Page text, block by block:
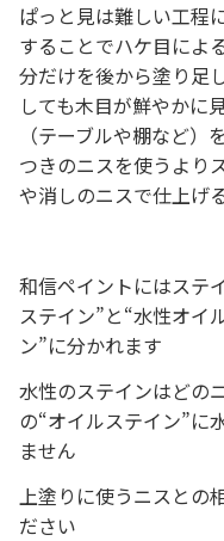
ぱっと見は難しい工程
することでハケ目によ
分だけを後から塗り足
しても木目が鮮やかに
（テーブルや棚など
つきのニスを使うより
や消しのニスで仕上げ
和信ペイントにはステ
ステイン”と“水性オイ
ン”に分かれます
水性のステインはどの
の“オイルステイン”に
ません
上塗りに使うニスとの
ださい